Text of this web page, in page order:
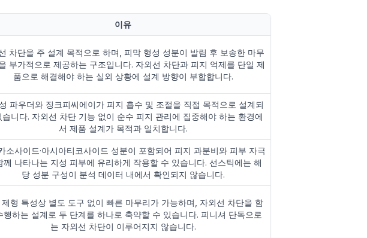
이유
차단을 주 설계 목적으로 하며, 피막 형성 성분이 발림 후 보송한 마무
부가적으로 제공하는 구조입니다. 자외선 차단과 피지 억제를 단일 제
품으로 해결해야 하는 실외 상황에 설계 방향이 부합합니다.
파우더와 징크피씨에이가 피지 흡수 및 조절을 직접 목적으로 설계되
습니다. 자외선 차단 기능 없이 순수 피지 관리에 집중해야 하는 환경에
서 제품 설계가 목적과 일치합니다.
소사이드·아시아티코사이드 성분이 포함되어 피지 과분비와 피부 자극
께 나타나는 지성 피부에 유리하게 작용할 수 있습니다. 선스틱에는 해
당 성분 구성이 분석 데이터 내에서 확인되지 않습니다.
제형 특성상 별도 도구 없이 빠른 마무리가 가능하며, 자외선 차단을 함
행하는 설계로 두 단계를 하나로 축약할 수 있습니다. 피니셔 단독으로
는 자외선 차단이 이루어지지 않습니다.